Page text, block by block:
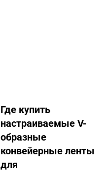
Где купить
настраиваемые V-
образные
конвейерные ленты
для